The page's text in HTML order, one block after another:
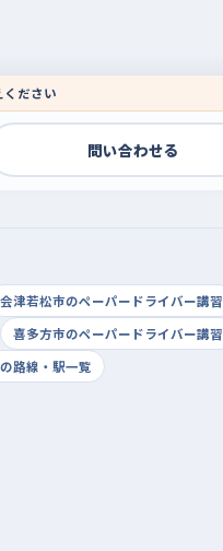
ください
問い合わせる
会津若松市のペーパードライバー講習
喜多方市のペーパードライバー講習
路線・駅一覧